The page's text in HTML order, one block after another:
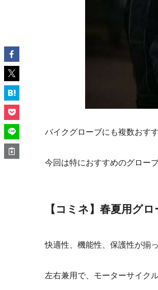
バイクグローブにも複数おす
今回は特におすすめのグロー
【コミネ】春夏用グ
快適性、機能性、保護性が揃
左右兼用で、モーターサイク